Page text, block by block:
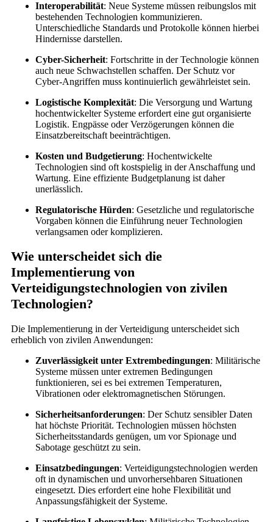
Interoperabilität: Neue Systeme müssen reibungslos mit
bestehenden Technologien kommunizieren.
Unterschiedliche Standards und Protokolle können hierbei
Hindernisse darstellen.
Cyber-Sicherheit: Fortschritte in der Technologie können
auch neue Schwachstellen schaffen. Der Schutz vor
Cyber-Angriffen muss kontinuierlich gewährleistet sein.
Logistische Komplexität: Die Versorgung und Wartung
hochentwickelter Systeme erfordert eine gut organisierte
Logistik. Engpässe oder Verzögerungen können die
Einsatzbereitschaft beeinträchtigen.
Kosten und Budgetierung: Hochentwickelte
Technologien sind oft kostspielig in der Anschaffung und
Wartung. Eine effiziente Budgetplanung ist daher
unerlässlich.
Regulatorische Hürden: Gesetzliche und regulatorische
Vorgaben können die Einführung neuer Technologien
verlangsamen oder komplizieren.
Wie unterscheidet sich die
Implementierung von
Verteidigungstechnologien von zivilen
Technologien?
Die Implementierung in der Verteidigung unterscheidet sich
erheblich von zivilen Anwendungen:
Zuverlässigkeit unter Extrembedingungen: Militärische
Systeme müssen unter extremen Bedingungen
funktionieren, sei es bei extremen Temperaturen,
Vibrationen oder elektromagnetischen Störungen.
Sicherheitsanforderungen: Der Schutz sensibler Daten
hat höchste Priorität. Technologien müssen höchsten
Sicherheitsstandards genügen, um vor Spionage und
Sabotage geschützt zu sein.
Einsatzbedingungen: Verteidigungstechnologien werden
oft in dynamischen und unvorhersehbaren Situationen
eingesetzt. Dies erfordert eine hohe Flexibilität und
Anpassungsfähigkeit der Systeme.